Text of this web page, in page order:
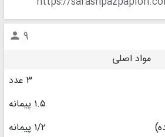
۹ 
مواد اصلی
۳ عدد
۱.۵ پیمانه
۱/۲ پیمانه